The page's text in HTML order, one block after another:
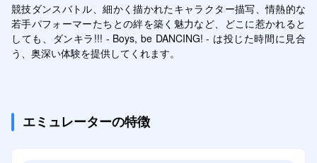
競技ダンスバトル、細かく描かれたキャラクター描写、情熱的な
若手パフォーマーたちとの絆を築く魅力など、どこに惹かれると
しても、ダンキラ!!! - Boys, be DANCING! - は投じた時間に見合
う、奥深い体験を提供してくれます。
エミュレーターの特徴